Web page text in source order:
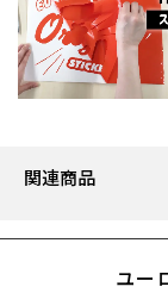
関連商品
ユー